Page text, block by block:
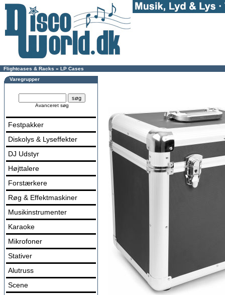
Flightcases & Racks » LP Cases
Varegrupper
Avanceret søg
Festpakker
Diskolys & Lyseffekter
DJ Udstyr
Højttalere
Forstærkere
Røg & Effektmaskiner
Musikinstrumenter
Karaoke
Mikrofoner
Stativer
Alutruss
Scene